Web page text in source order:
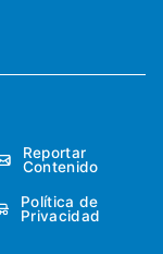
Reportar
Contenido
Política de
Privacidad